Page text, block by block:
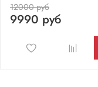
12000 руб
9990 руб